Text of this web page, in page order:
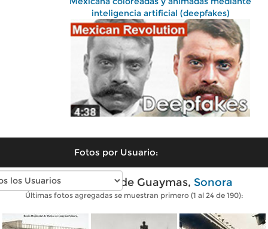
inteligencia artificial (deepfakes)
Fotos por Usuario:
Fotos antiguas de Guaymas, Sonora
Últimas fotos agregadas se muestran primero (1 al 24 de 190):